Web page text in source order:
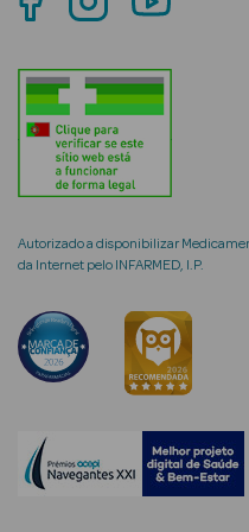
Solares
Corpo
Rosto
Solares Bebé e
Criança
Autorizado a disponibilizar
da Internet pelo INFARMED, I.P.